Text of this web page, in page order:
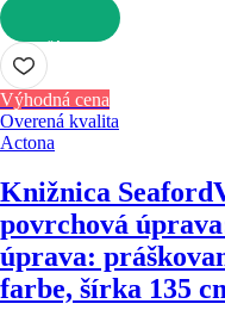
DO KOŠÍKA
Výhodná cena
Overená kvalita
Actona
Knižnica Seaford
povrchová
úprava:
farbe, šírka 135